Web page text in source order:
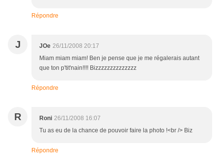
Répondre
J JOe 26/11/2008 20:17
Miam miam miam! Ben je pense que je me régalerais autant
que ton p'tit'nain!!!! Bizzzzzzzzzzzzzz
Répondre
R Roni 26/11/2008 16:07
Tu as eu de la chance de pouvoir faire la photo !<br /> Biz
Répondre